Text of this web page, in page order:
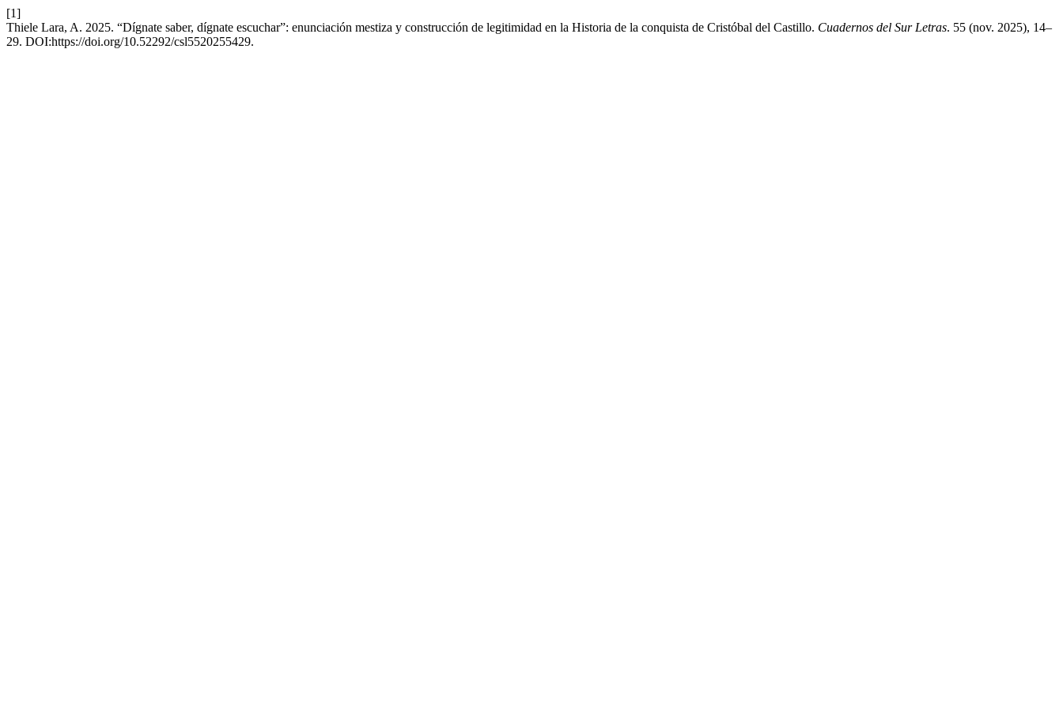
[1]
Thiele Lara, A. 2025. “Dígnate saber, dígnate escuchar”: enunciación mestiza y construcción de legitimidad en la Historia de la conquista de Cristóbal del Castillo. Cuadernos del Sur Letras. 55 (nov. 2025), 14–
29. DOI:https://doi.org/10.52292/csl5520255429.